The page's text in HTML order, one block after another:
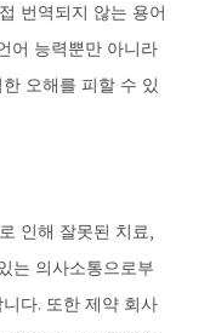
번역되지 않는 용어
어 능력뿐만 아니라
오해를 피할 수 있
인해 잘못된 치료,
는 의사소통으로부
다. 또한 제약 회사